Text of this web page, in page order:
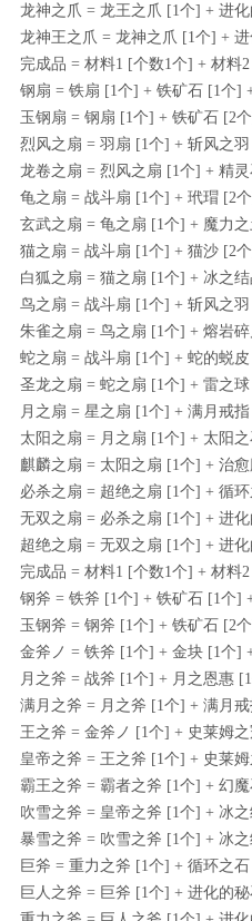
龙神之爪 = 龙王之爪 [1个] + 进
龙神王之爪 = 龙神之爪 [1个] +
完成品 = 材料1 [个数1个] + 材料
钢扇 = 铁扇 [1个] + 铁矿石 [1个]
玉钢扇 = 钢扇 [1个] + 铁矿石 [2
烈风之扇 = 羽扇 [1个] + 斩风之
龙卷之扇 = 烈风之扇 [1个] + 精
龟之扇 = 战斗扇 [1个] + 玳瑁 [2
玄武之扇 = 龟之扇 [1个] + 魔力
猫之扇 = 战斗扇 [1个] + 猫沙 [2
白狐之扇 = 猫之扇 [1个] + 冰之
鸟之扇 = 战斗扇 [1个] + 斩风之
朱雀之扇 = 鸟之扇 [1个] + 熔岩
蛇之扇 = 战斗扇 [1个] + 蛇的蜕
圣龙之扇 = 蛇之扇 [1个] + 雷之
月之扇 = 星之扇 [1个] + 满月戒
太阳之扇 = 月之扇 [1个] + 太阳
麒麟之扇 = 太阳之扇 [1个] + 治
必杀之扇 = 超绝之扇 [1个] + 循
无双之扇 = 必杀之扇 [1个] + 进
超绝之扇 = 无双之扇 [1个] + 进
完成品 = 材料1 [个数1个] + 材料
钢斧 = 铁斧 [1个] + 铁矿石 [1个]
玉钢斧 = 钢斧 [1个] + 铁矿石 [2
金斧ノ = 铁斧 [1个] + 金块 [1个]
月之斧 = 战斧 [1个] + 月之恩惠
满月之斧 = 月之斧 [1个] + 满月
王之斧 = 金斧ノ [1个] + 史莱姆
皇帝之斧 = 王之斧 [1个] + 史莱
霸王之斧 = 霸者之斧 [1个] + 幻
吹雪之斧 = 皇帝之斧 [1个] + 冰
暴雪之斧 = 吹雪之斧 [1个] + 冰
巨斧 = 重力之斧 [1个] + 循环之
巨人之斧 = 巨斧 [1个] + 进化的